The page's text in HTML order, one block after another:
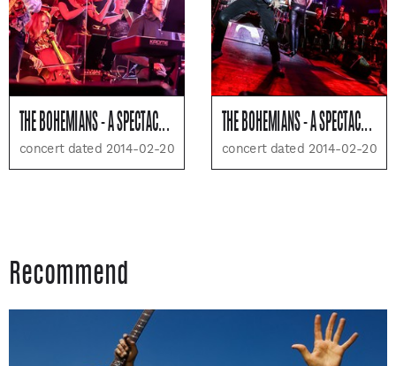
THE BOHEMIANS - A SPECTACULAR NIGHT OF QUEEN
concert dated 2014-02-20
THE BOHEMIANS - A SPECTACULAR NIGHT OF QUEEN
concert dated 2014-02-20
Recommend